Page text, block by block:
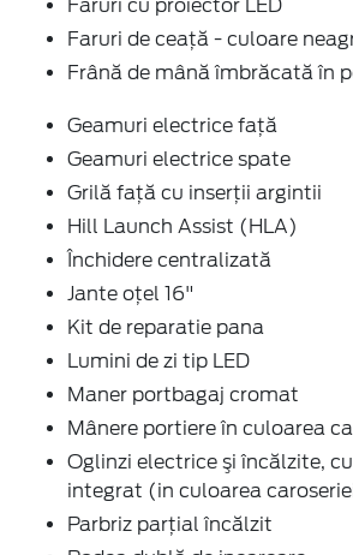
Faruri cu proiector LED
Faruri de ceață - culoare
Frână de mână îmbrăcată în
Geamuri electrice faţă
Geamuri electrice spate
Grilă față cu inserţii argintii
Hill Launch Assist (HLA)
Închidere centralizată
Jante oțel 16"
Kit de reparatie pana
Lumini de zi tip LED
Maner portbagaj cromat
Mânere portiere în culoarea
Oglinzi electrice şi încălzite,
integrat (in culoarea
Parbriz parţial încălzit